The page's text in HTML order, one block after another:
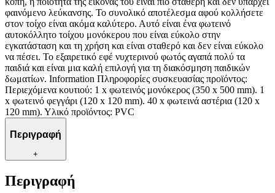
φαινόμενο λεύκανσης. Το συνολικό αποτέλεσμα αφού κολλήσετε
στον τοίχο είναι ακόμα καλύτερο. Αυτό είναι ένα φωτεινό
αυτοκόλλητο τοίχου μονόκερου που είναι εύκολο στην
εγκατάσταση και τη χρήση και είναι σταθερό και δεν είναι εύκολο
να πέσει. Το εξαιρετικό εφέ νυχτερινού φωτός αγαπά πολύ τα
παιδιά και είναι μια καλή επιλογή για τη διακόσμηση παιδικών
δωματίων. Information Πληροφορίες συσκευασίας προϊόντος:
Περιεχόμενα κουτιού: 1 x φωτεινός μονόκερος (350 x 500 mm). 1
x φωτεινό φεγγάρι (120 x 120 mm). 40 x φωτεινά αστέρια (120 x
120 mm). Υλικό προϊόντος: PVC
Περιγραφή
+
Περιγραφή